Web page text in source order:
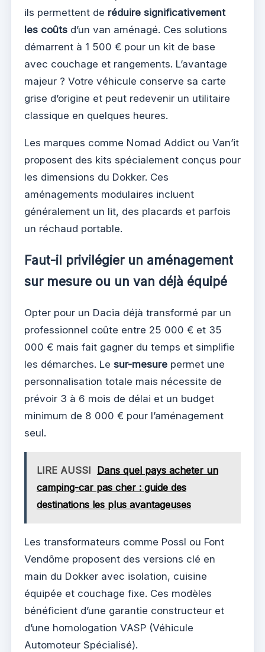
ils permettent de réduire significativement
les coûts d’un van aménagé. Ces solutions
démarrent à 1 500 € pour un kit de base
avec couchage et rangements. L’avantage
majeur ? Votre véhicule conserve sa carte
grise d’origine et peut redevenir un utilitaire
classique en quelques heures.
Les marques comme Nomad Addict ou Van’it
proposent des kits spécialement conçus pour
les dimensions du Dokker. Ces
aménagements modulaires incluent
généralement un lit, des placards et parfois
un réchaud portable.
Faut-il privilégier un aménagement
sur mesure ou un van déjà équipé
Opter pour un Dacia déjà transformé par un
professionnel coûte entre 25 000 € et 35
000 € mais fait gagner du temps et simplifie
les démarches. Le sur-mesure permet une
personnalisation totale mais nécessite de
prévoir 3 à 6 mois de délai et un budget
minimum de 8 000 € pour l’aménagement
seul.
LIRE AUSSI Dans quel pays acheter un
camping-car pas cher : guide des
destinations les plus avantageuses
Les transformateurs comme Possl ou Font
Vendôme proposent des versions clé en
main du Dokker avec isolation, cuisine
équipée et couchage fixe. Ces modèles
bénéficient d’une garantie constructeur et
d’une homologation VASP (Véhicule
Automoteur Spécialisé).